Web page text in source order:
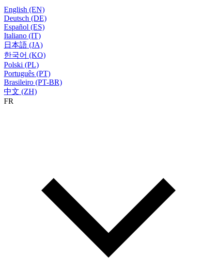
English (EN)
Deutsch (DE)
Español (ES)
Italiano (IT)
日本語 (JA)
한국어 (KO)
Polski (PL)
Português (PT)
Brasileiro (PT-BR)
中文 (ZH)
FR